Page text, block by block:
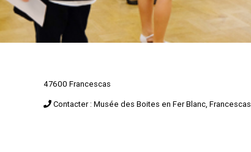
47600 Francescas
Contacter : Musée des Boites en Fer Blanc, Francescas